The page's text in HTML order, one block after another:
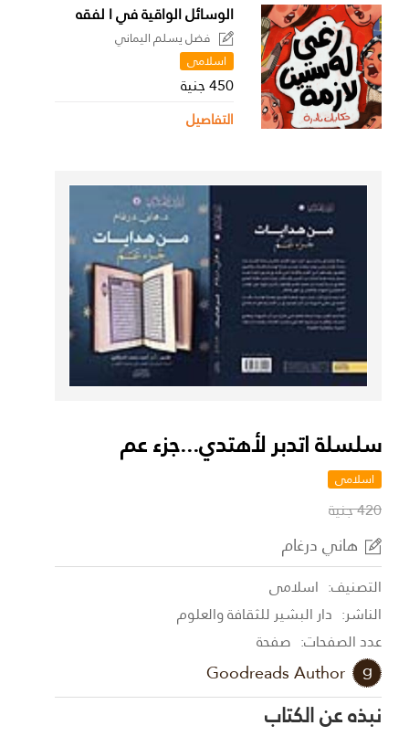
الوسائل الواقية في ا لفقه
فضل يسلم اليماني
اسلامى
450 جنية
التفاصيل
سلسلة اتدبر لأهتدي...جزء عم
اسلامى
420 جنية
هاني درغام
التصنيف: اسلامى
الناشر: دار البشير للثقافة والعلوم
عدد الصفحات: صفحة
Goodreads Author
نبذه عن الكتاب